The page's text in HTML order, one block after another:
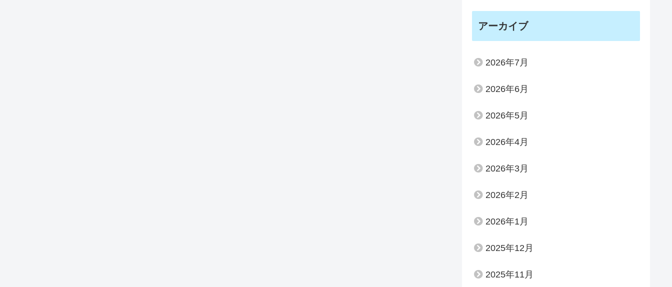
アーカイブ
2026年7月
2026年6月
2026年5月
2026年4月
2026年3月
2026年2月
2026年1月
2025年12月
2025年11月